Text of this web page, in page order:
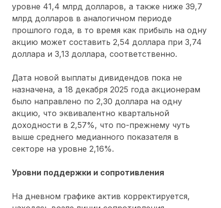
уровне 41,4 млрд долларов, а также ниже 39,7
млрд долларов в аналогичном периоде
прошлого года, в то время как прибыль на одну
акцию может составить 2,54 доллара при 3,74
доллара и 3,13 доллара, соответственно.
Дата новой выплаты дивидендов пока не
назначена, а 18 декабря 2025 года акционерам
было направлено по 2,30 доллара на одну
акцию, что эквивалентно квартальной
доходности в 2,57%, что по-прежнему чуть
выше среднего медианного показателя в
секторе на уровне 2,16%.
Уровни поддержки и сопротивления
На дневном графике актив корректируется,